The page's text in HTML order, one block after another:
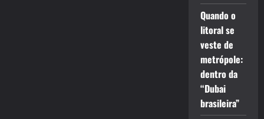
Quando o
litoral se
veste de
metrópole:
dentro da
“Dubai
brasileira”